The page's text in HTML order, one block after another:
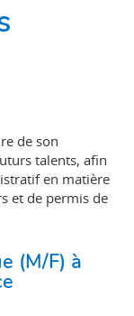
de son
talents, afin
en matière
et de permis de
(M/F) à